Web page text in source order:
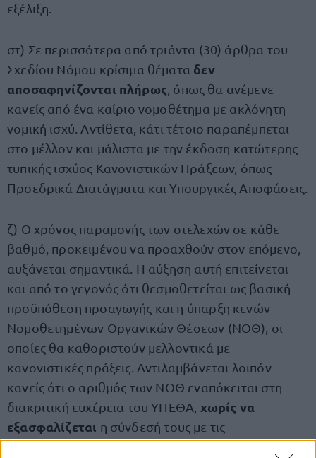
εξέλιξη.
στ) Σε περισσότερα από τριάντα (30) άρθρα του
Σχεδίου Νόμου κρίσιμα θέματα δεν
αποσαφηνίζονται πλήρως , όπως θα ανέμενε
κανείς από ένα καίριο νομοθέτημα με ακλόνητη
νομική ισχύ. Αντίθετα, κάτι τέτοιο παραπέμπεται
στο μέλλον και μάλιστα με την έκδοση κατώτερης
τυπικής ισχύος Κανονιστικών Πράξεων, όπως
Προεδρικά Διατάγματα και Υπουργικές Αποφάσεις.
ζ) Ο χρόνος παραμονής των στελεχών σε κάθε
βαθμό, προκειμένου να προαχθούν στον επόμενο,
αυξάνεται σημαντικά. Η αύξηση αυτή επιτείνεται
και από το γεγονός ότι θεσμοθετείται ως βασική
προϋπόθεση προαγωγής και η ύπαρξη κενών
Νομοθετημένων Οργανικών Θέσεων (ΝΟΘ), οι
οποίες θα καθοριστούν μελλοντικά με
κανονιστικές πράξεις. Αντιλαμβάνεται λοιπόν
κανείς ότι ο αριθμός των ΝΟΘ εναπόκειται στη
διακριτική ευχέρεια του ΥΠΕΘΑ, χωρίς να
εξασφαλίζεται η σύνδεσή τους με τις